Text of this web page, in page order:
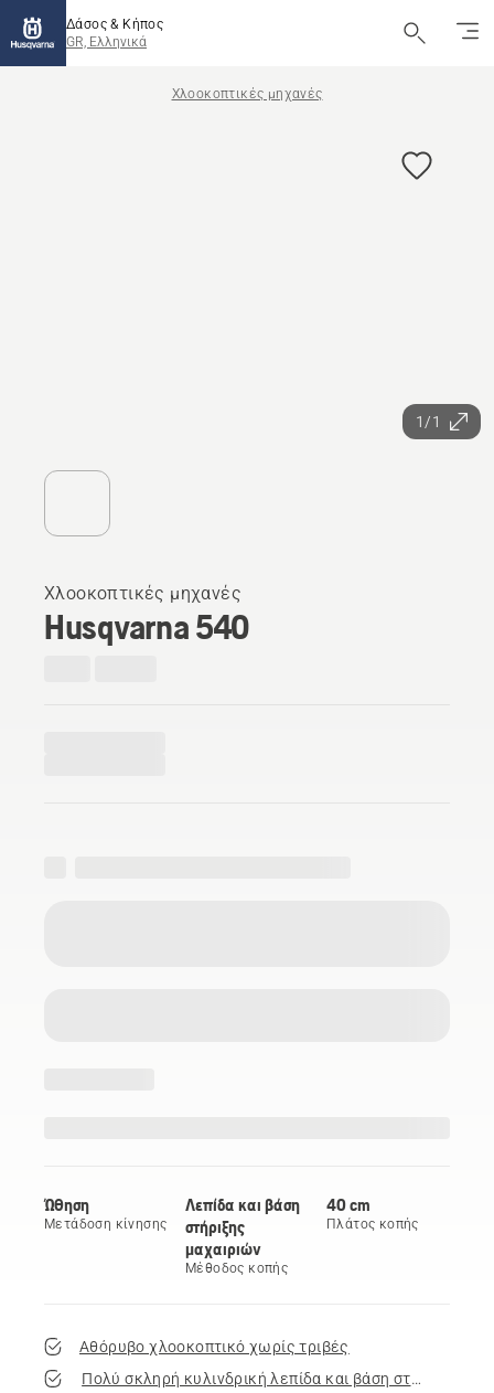
Δάσος & Κήπος
GR, Ελληνικά
Χλοοκοπτικές μηχανές
1/1
Χλοοκοπτικές μηχανές
Husqvarna 540
Ώθηση
Μετάδοση κίνησης
Λεπίδα και βάση
στήριξης
μαχαιριών
Μέθοδος κοπής
40 cm
Πλάτος κοπής
Αθόρυβο χλοοκοπτικό χωρίς τριβές
Πολύ σκληρή κυλινδρική λεπίδα και βάση στήριξης